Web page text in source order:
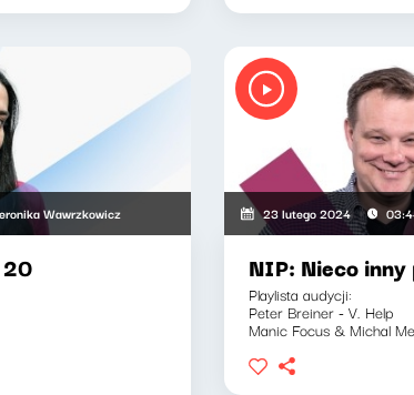
Wawrzkowicz 23 lutego 2024
NIP: Nieco
Playlista audycji:
Peter Breiner - V. Help
Manic Focus & Michal